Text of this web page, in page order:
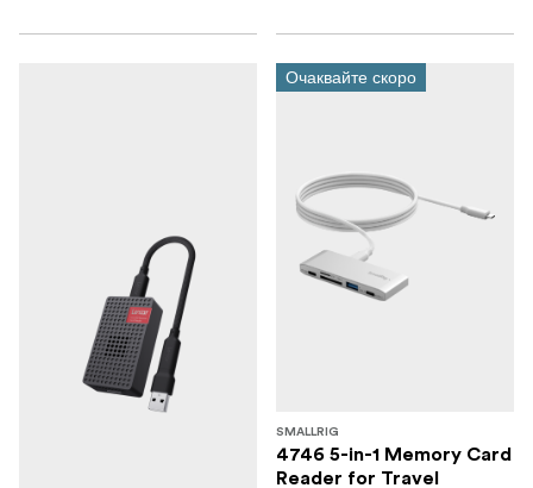
Очаквайте скоро
SMALLRIG
4746 5-in-1 Memory Card
Reader for Travel